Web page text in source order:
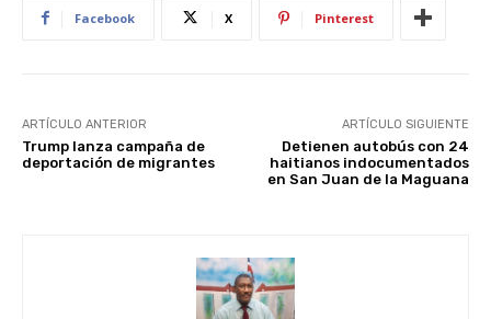
Facebook X Pinterest
ARTÍCULO ANTERIOR
Trump lanza campaña de
deportación de migrantes
ARTÍCULO SIGUIENTE
Detienen autobús con 24
haitianos indocumentados
en San Juan de la Maguana